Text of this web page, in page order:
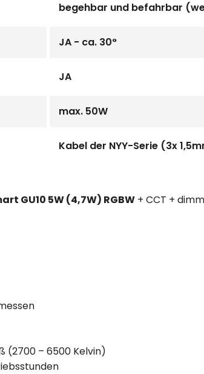
begehbar und befahrbar
JA - ca. 30°
JA
max. 50W
Kabel der NYY-Serie (3x
GU10 5W (4,7W) RGBW + CCT +
(2700 – 6500 Kelvin)